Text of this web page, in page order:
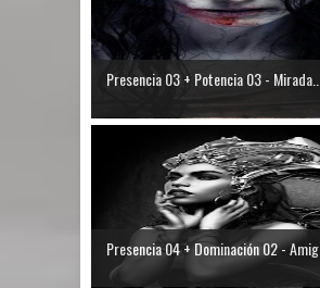
Presencia 03 + Potencia 03 - Mirada...
Presencia 04 + Dominación 02 - Amig...